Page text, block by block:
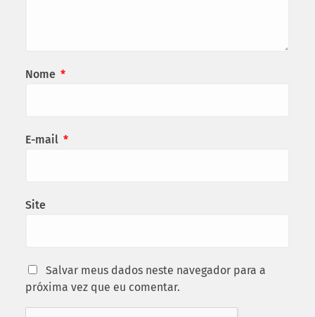
Nome *
E-mail *
Site
Salvar meus dados neste navegador para a
próxima vez que eu comentar.